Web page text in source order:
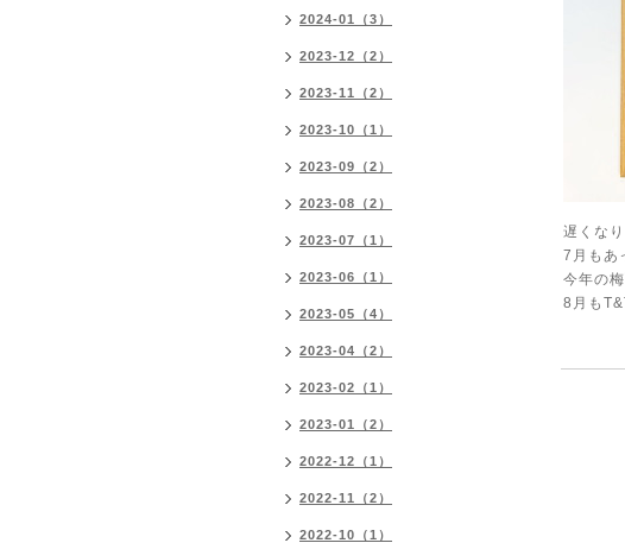
遅くな
7月もあ
今年の
8月も
2024-01（3）
2023-12（2）
2023-11（2）
2023-10（1）
2023-09（2）
2023-08（2）
2023-07（1）
2023-06（1）
2023-05（4）
2023-04（2）
2023-02（1）
2023-01（2）
2022-12（1）
2022-11（2）
2022-10（1）